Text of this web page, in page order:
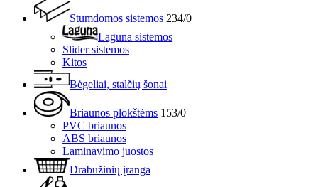
Stumdomos sistemos 234/0
Laguna sistemos
Slider sistemos
Kitos
Bėgeliai, stalčių šonai
Briaunos plokštėms 153/0
PVC briaunos
ABS briaunos
Laminavimo juostos
Drabužinių įranga